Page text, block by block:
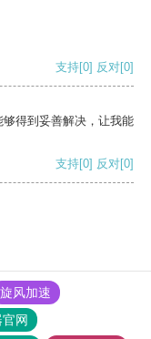
支持[0] 反对[0]
得到妥善解决，让我能
支持[0] 反对[0]
旋风加速
网